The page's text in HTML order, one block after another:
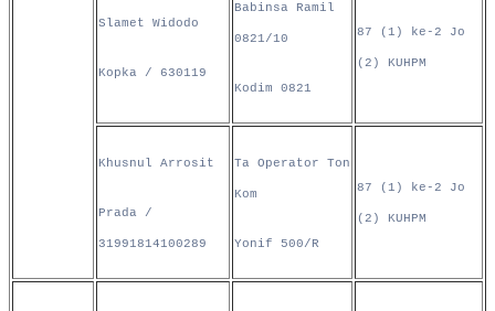
Slamet Widodo
Kopka / 630119
Babinsa Ramil
0821/10
Kodim 0821
87 (1) ke-2 Jo
(2) KUHPM
Khusnul Arrosit
Prada /
31991814100289
Ta Operator Ton
Kom
Yonif 500/R
87 (1) ke-2 Jo
(2) KUHPM